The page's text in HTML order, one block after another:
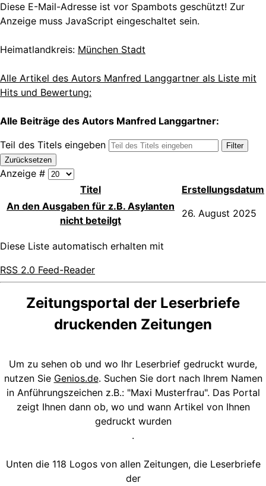
Diese E-Mail-Adresse ist vor Spambots geschützt! Zur
Anzeige muss JavaScript eingeschaltet sein.
Heimatlandkreis: München Stadt
Alle Artikel des Autors Manfred Langgartner als Liste mit
Hits und Bewertung:
Alle Beiträge des Autors Manfred Langgartner:
Teil des Titels eingeben
Filter
Zurücksetzen
Anzeige #
Titel
Erstellungsdatum
An den Ausgaben für z.B. Asylanten
nicht beteilgt
26. August 2025
Diese Liste automatisch erhalten mit
RSS 2.0 Feed-Reader
Zeitungsportal der Leserbriefe
druckenden Zeitungen
Um zu sehen ob und wo Ihr Leserbrief gedruckt wurde,
nutzen Sie Genios.de. Suchen Sie dort nach Ihrem Namen
in Anführungszeichen z.B.: "Maxi Musterfrau". Das Portal
zeigt Ihnen dann ob, wo und wann Artikel von Ihnen
gedruckt wurden
.
Unten die 118 Logos von allen Zeitungen, die Leserbriefe
der